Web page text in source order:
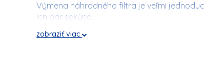
Výmena náhradného filtra je veľmi
len pár sekúnd.
zobraziť viac